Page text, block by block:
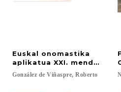
Euskal onomastika
aplikatua XXI. mendean =
González de Viñaspre, Roberto